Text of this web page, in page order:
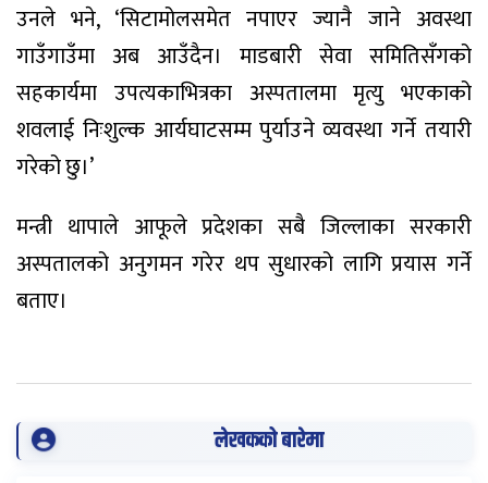
उनले भने, ‘सिटामोलसमेत नपाएर ज्यानै जाने अवस्था
गाउँगाउँमा अब आउँदैन। माडबारी सेवा समितिसँगको
सहकार्यमा उपत्यकाभित्रका अस्पतालमा मृत्यु भएकाको
शवलाई निःशुल्क आर्यघाटसम्म पुर्याउने व्यवस्था गर्ने तयारी
गरेको छु।’
मन्त्री थापाले आफूले प्रदेशका सबै जिल्लाका सरकारी
अस्पतालको अनुगमन गरेर थप सुधारको लागि प्रयास गर्ने
बताए।
लेखकको बारेमा